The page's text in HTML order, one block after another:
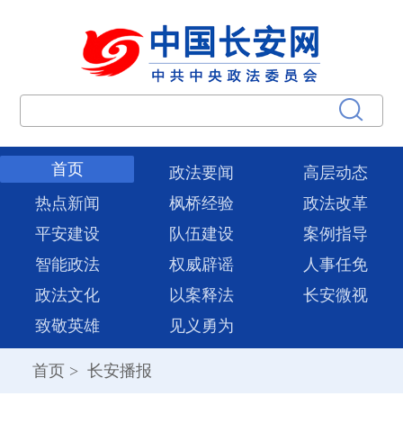
首页 政法要闻
高层动态
热点新闻
枫桥经验
政法改革
平安建设
队伍建设
案例指导
智能政法
权威辟谣
人事任免
政法文化
以案释法
长安微视
致敬英雄
见义勇为
首页 > 长安播报